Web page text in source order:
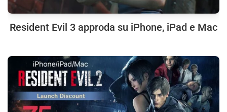
Resident Evil 3 approda su iPhone, iPad e Mac